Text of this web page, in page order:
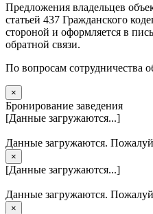
Предложения владельцев
статьей 437 Гражданского
стороной и оформляется в
обратной связи.
По вопросам сотрудничества
×
Бронирование заведения
[Данные загружаются...]
Данные загружаются.
×
[Данные загружаются...]
Данные загружаются.
×